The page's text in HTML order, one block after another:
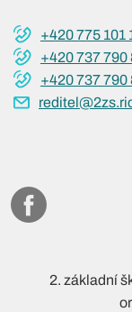
+420 775 101
+420 737 790
+420 737 790
2. základní